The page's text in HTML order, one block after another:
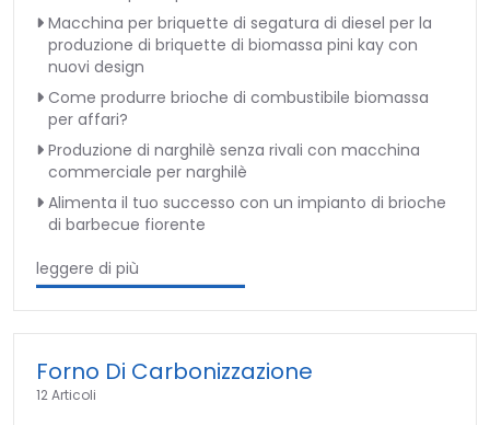
Macchina per briquette di segatura di diesel per la
produzione di briquette di biomassa pini kay con
nuovi design
Come produrre brioche di combustibile biomassa
per affari?
Produzione di narghilè senza rivali con macchina
commerciale per narghilè
Alimenta il tuo successo con un impianto di brioche
di barbecue fiorente
leggere di più
Forno Di Carbonizzazione
12 Articoli